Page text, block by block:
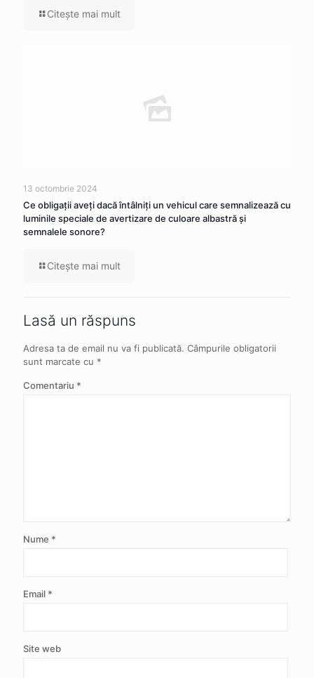
Citeşte mai mult
13 octombrie 2024
Ce obligaţii aveţi dacă întâlniţi un vehicul care semnalizează cu
luminile speciale de avertizare de culoare albastră şi
semnalele sonore?
Citeşte mai mult
Lasă un răspuns
Adresa ta de email nu va fi publicată. Câmpurile obligatorii
sunt marcate cu *
Comentariu *
Nume *
Email *
Site web